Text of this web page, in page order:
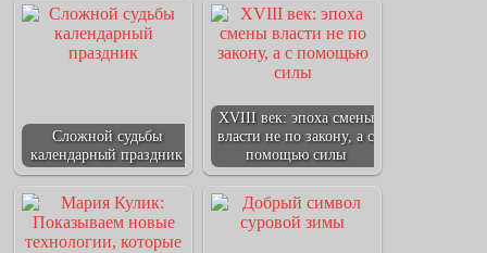
Сложной судьбы
календарный праздник
XVIII век: эпоха смены
власти не по закону, а с
помощью силы